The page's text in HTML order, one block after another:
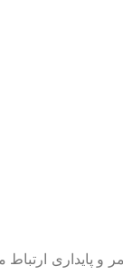
پایداری ارتباط